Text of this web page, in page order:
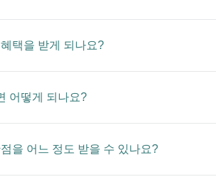
택을 받게 되나요?
어떻게 되나요?
을 어느 정도 받을 수 있나요?